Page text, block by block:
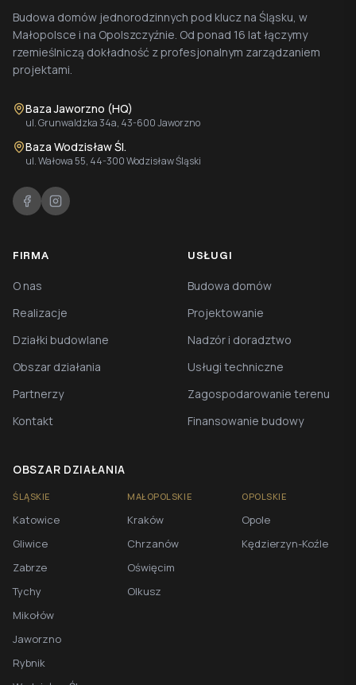
Budowa domów jednorodzinnych pod klucz na Śląsku, w
Małopolsce i na Opolszczyźnie. Od ponad 16 lat łączymy
rzemieślniczą dokładność z profesjonalnym zarządzaniem
projektami.
Baza Jaworzno (HQ)
ul. Grunwaldzka 34a, 43-600 Jaworzno
Baza Wodzisław Śl.
ul. Wałowa 55, 44-300 Wodzisław Śląski
FIRMA
O nas
Realizacje
Działki budowlane
Obszar działania
Partnerzy
Kontakt
USŁUGI
Budowa domów
Projektowanie
Nadzór i doradztwo
Usługi techniczne
Zagospodarowanie terenu
Finansowanie budowy
OBSZAR DZIAŁANIA
ŚLĄSKIE
Katowice
Gliwice
Zabrze
Tychy
Mikołów
Jaworzno
Rybnik
MAŁOPOLSKIE
Kraków
Chrzanów
Oświęcim
Olkusz
OPOLSKIE
Opole
Kędzierzyn-Koźle